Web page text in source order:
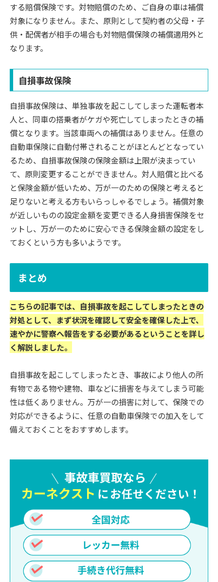
する賠償保険です。対物賠償のため、ご自身の車は補償
対象になりません。また、原則として契約者の父母・子
供・配偶者が相手の場合も対物賠償保険の補償適用外と
なります。
自損事故保険
自損事故保険は、単独事故を起こしてしまった運転者本
人と、同車の搭乗者がケガや死亡してしまったときの補
償となります。当該車両への補償はありません。任意の
自動車保険に自動付帯されることがほとんどとなってい
るため、自損事故保険の保険金額は上限が決まってい
て、原則変更することができません。対人賠償と比べる
と保険金額が低いため、万が一のための保険と考えると
足りないと考える方もいらっしゃるでしょう。補償対象
が近しいものの設定金額を変更できる人身損害保険をセ
ットし、万が一のために安心できる保険金額の設定をし
ておくという方も多いようです。
まとめ
こちらの記事では、自損事故を起こしてしまったときの
対処として、まず状況を確認して安全を確保した上で、
速やかに警察へ報告をする必要があるということを詳し
く解説しました。
自損事故を起こしてしまったとき、事故により他人の所
有物である物や建物、車などに損害を与えてしまう可能
性は低くありません。万が一の損害に対して、保険での
対応ができるように、任意の自動車保険での加入をして
備えておくことをおすすめします。